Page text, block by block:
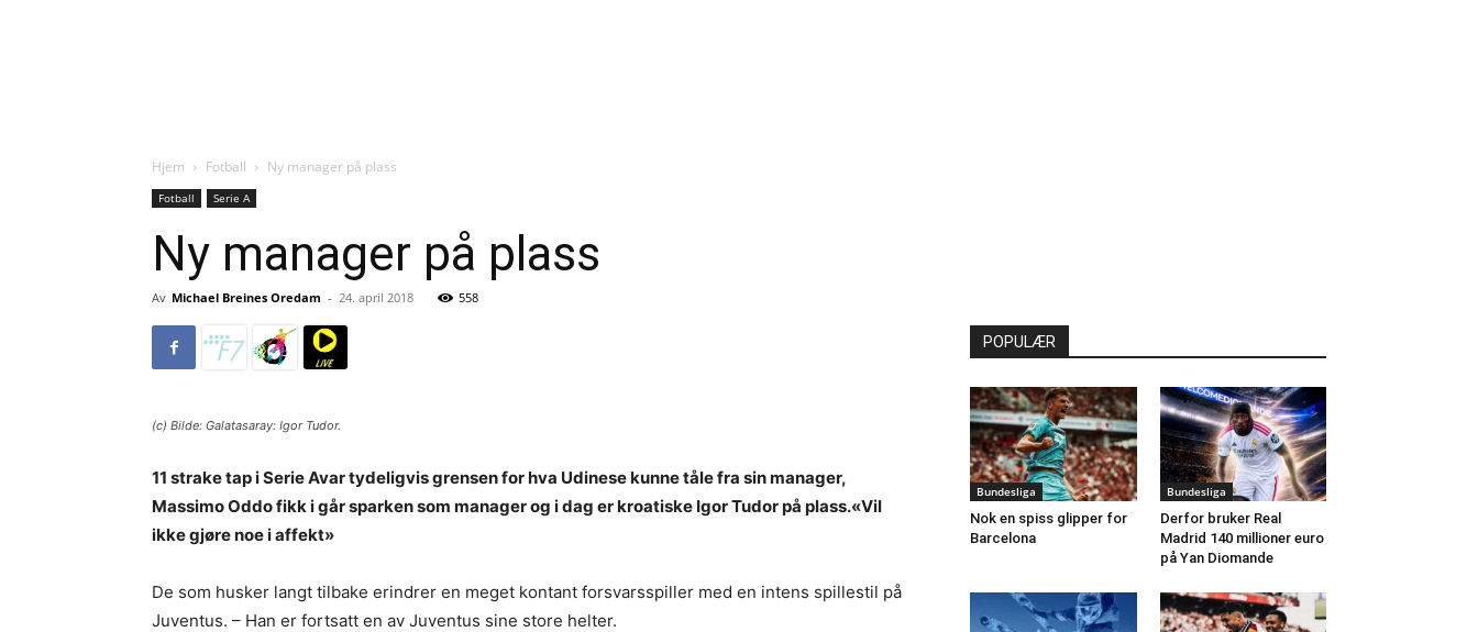
Hjem Fotball Ny manager på plass
Fotball Serie A
Ny manager på plass
Av Michael Breines Oredam - 24. april 2018 558
(c) Bilde: Galatasaray: Igor Tudor.
11 strake tap i Serie Avar tydeligvis grensen for hva Udinese kunne tåle fra sin manager,
Massimo Oddo fikk i går sparken som manager og i dag er kroatiske Igor Tudor på plass.«Vil
ikke gjøre noe i affekt»
De som husker langt tilbake erindrer en meget kontant forsvarsspiller med en intens spillestil på
Juventus. – Han er fortsatt en av Juventus sine store helter.
POPULÆR
Bundesliga
Nok en spiss glipper for
Barcelona
Bundesliga
Derfor bruker Real
Madrid 140 millioner euro
på Yan Diomande